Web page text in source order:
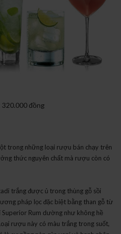
320.000 đồng
trong những loại rượu bán chạy trên
thức nguyên chất mà rượu còn có
trắng được ủ trong thùng gỗ sồi
pháp lọc đặc biệt bằng than gỗ từ
Rum dường như không hề
rượu này có màu trắng trong suốt,